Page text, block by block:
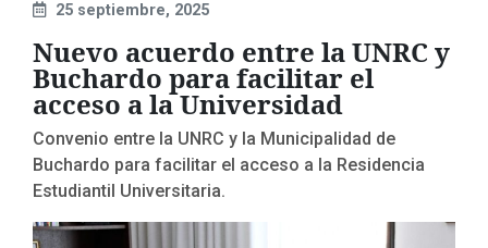
25 septiembre, 2025
Nuevo acuerdo entre la UNRC y
Buchardo para facilitar el
acceso a la Universidad
Convenio entre la UNRC y la Municipalidad de
Buchardo para facilitar el acceso a la Residencia
Estudiantil Universitaria.